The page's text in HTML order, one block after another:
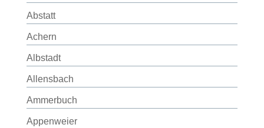
Abstatt
Achern
Albstadt
Allensbach
Ammerbuch
Appenweier